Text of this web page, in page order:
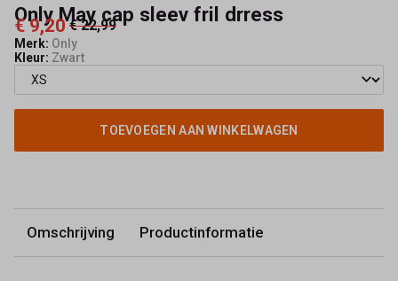
Only May cap sleev fril drress
€ 9,20 € 22,99
Merk: Only
Kleur: Zwart
TOEVOEGEN AAN WINKELWAGEN
Omschrijving Productinformatie